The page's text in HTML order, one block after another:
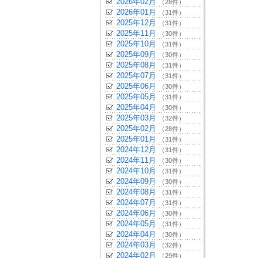
（28件）
2026年01月 （31件）
2025年12月 （31件）
2025年11月 （30件）
2025年10月 （31件）
2025年09月 （30件）
2025年08月 （31件）
2025年07月 （31件）
2025年06月 （30件）
2025年05月 （31件）
2025年04月 （30件）
2025年03月 （32件）
2025年02月 （28件）
2025年01月 （31件）
2024年12月 （31件）
2024年11月 （30件）
2024年10月 （31件）
2024年09月 （30件）
2024年08月 （31件）
2024年07月 （31件）
2024年06月 （30件）
2024年05月 （31件）
2024年04月 （30件）
2024年03月 （32件）
2024年02月 （29件）